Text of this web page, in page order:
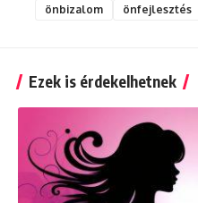
önbizalom
önfejlesztés
Ezek is érdekelhetnek